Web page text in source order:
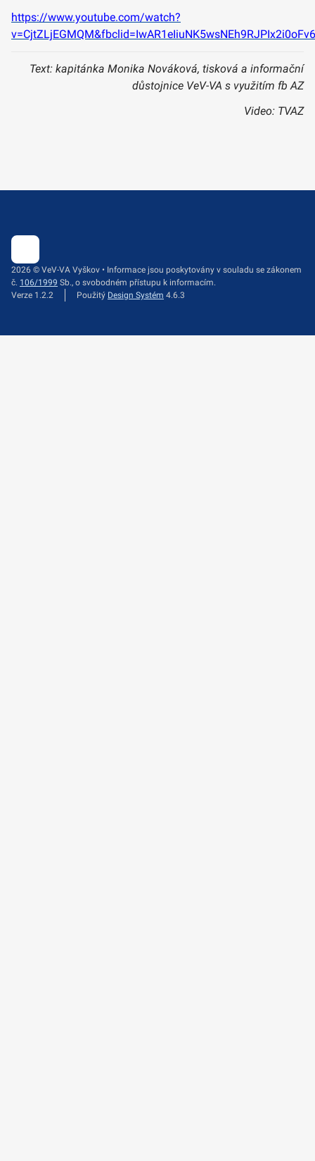
https://www.youtube.com/watch?
Text: kapitánka Monika Nováková, tisková a informační
důstojnice VeV-VA s využitím fb AZ
Video: TVAZ
2026 © VeV-VA Vyškov • Informace jsou poskytovány v souladu se zákonem
č. 106/1999 Sb., o svobodném přístupu k informacím.
Verze 1.2.2
Použitý Design Systém 4.6.3